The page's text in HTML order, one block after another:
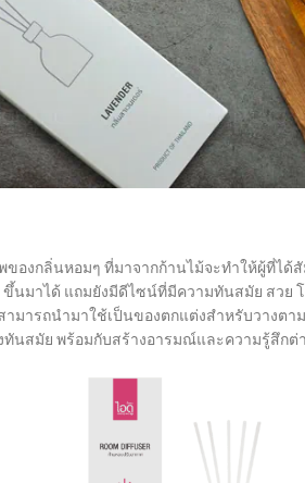
ของกลิ่นหอมๆ ที่มาจากก้านไม้จะทำให้ผู้ที่ไ
นมาได้ แถมยังมีดีไซน์ที่มีความทันสมัย สวย
ามารถนำมาใช้เป็นของตกแต่งสำหรับวางต
นสมัย พร้อมกับสร้างอารมณ์และความรู้สึกต่